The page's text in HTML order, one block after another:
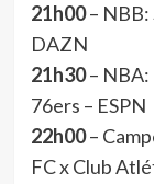
21h00– NBB:
DAZN
21h30–
76ers – ESPN
22h00–
FC x Club